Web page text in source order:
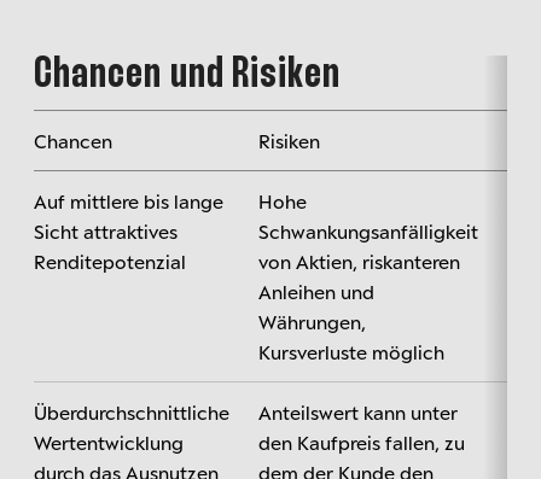
Chancen und Risiken
Chancen Risiken
Auf mittlere bis lange
Sicht attraktives
Renditepotenzial
Hohe
Schwankungsanfälligkeit
von Aktien, riskanteren
Anleihen und
Währungen,
Kursverluste möglich
Überdurchschnittliche
Wertentwicklung
durch das Ausnutzen
Anteilswert kann unter
den Kaufpreis fallen, zu
dem der Kunde den